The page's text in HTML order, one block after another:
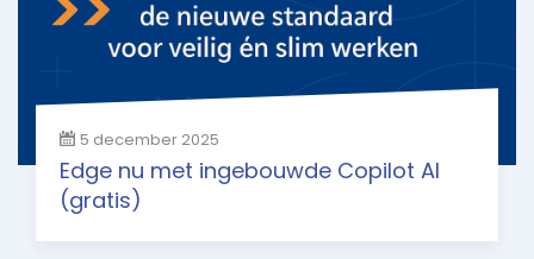
5 december 2025
Edge nu met ingebouwde Copilot AI
(gratis)